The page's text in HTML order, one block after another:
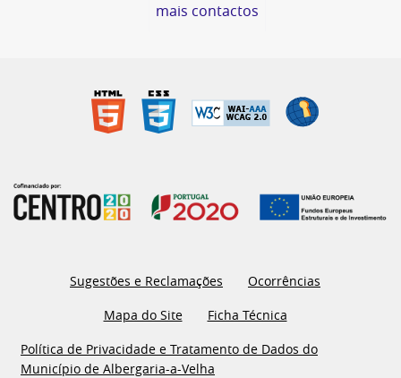
mais contactos
Sugestões e Reclamações
Ocorrências
Mapa do Site
Ficha Técnica
Política de Privacidade e Tratamento de Dados do
Município de Albergaria-a-Velha